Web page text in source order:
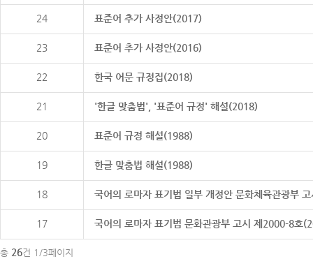
24 표준어 추가 사정안(2017)
23 표준어 추가 사정안(2016)
22 한국 어문 규정집(2018)
21 '한글 맞춤법', '표준어 규정' 해설(2018)
20 표준어 규정 해설(1988)
19 한글 맞춤법 해설(1988)
18 국어의 로마자 표기법 일부 개정안 문화체육관광부
17 국어의 로마자 표기법 문화관광부 고시 제2000-8호
총 26건 1/3페이지